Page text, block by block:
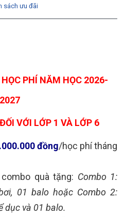
sách ưu đãi
PHÍ NĂM HỌC 2026-
2027
VỚI LỚP 1 VÀ LỚP 6
đồng/học phí tháng
quà tặng: Combo 1:
01 balo hoặc Combo 2:
dục và 01 balo.